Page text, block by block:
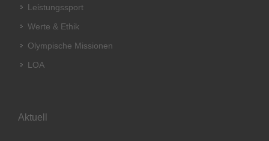
Leistungssport
Werte & Ethik
Olympische Missionen
LOA
Aktuell